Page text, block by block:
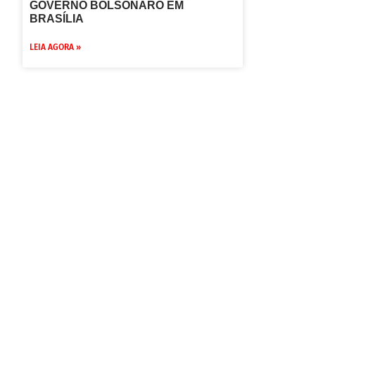
GOVERNO BOLSONARO EM
BRASÍLIA
LEIA AGORA »